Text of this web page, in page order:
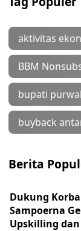
aktivitas
BBM
bupati
buyback
Berita
Dukung
Sampoerna
Upskilling